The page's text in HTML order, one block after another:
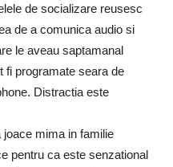
de socializare reusesc
de a comunica audio si
le aveau saptamanal
fi programate seara de
Distractia este
mima in familie
pentru ca este senzational